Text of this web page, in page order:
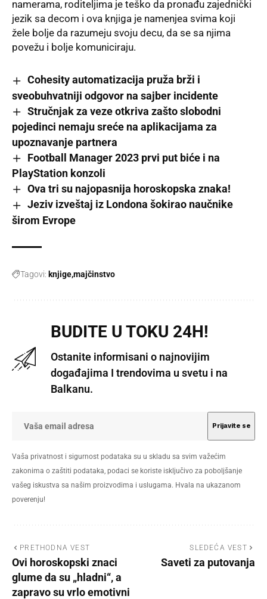
namerama, roditeljima je teško da pronađu zajednički
jezik sa decom i ova knjiga je namenjea svima koji
žele bolje da razumeju svoju decu, da se sa njima
povežu i bolje komuniciraju.
Cohesity automatizacija pruža brži i
sveobuhvatniji odgovor na sajber incidente
Stručnjak za veze otkriva zašto slobodni
pojedinci nemaju sreće na aplikacijama za
upoznavanje partnera
Football Manager 2023 prvi put biće i na
PlayStation konzoli
Ova tri su najopasnija horoskopska znaka!
Jeziv izveštaj iz Londona šokirao naučnike
širom Evrope
Tagovi: knjigemajčinstvo
BUDITE U TOKU 24H!
Ostanite informisani o najnovijim
događajima I trendovima u svetu i na
Balkanu.
Vaša privatnost i sigurnost podataka su u skladu sa svim važećim
zakonima o zaštiti podataka, podaci se koriste isključivo za poboljšanje
vašeg iskustva sa našim proizvodima i uslugama. Hvala na ukazanom
poverenju!
PRETHODNA VEST
Ovi horoskopski znaci
glume da su „hladni“, a
zapravo su vrlo emotivni
SLEDEĆA VEST
Saveti za putovanja